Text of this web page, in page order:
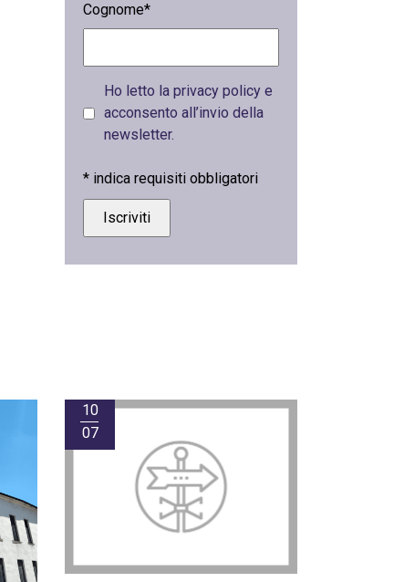
Cognome*
Ho letto la privacy policy e
acconsento all’invio della
newsletter.
* indica requisiti obbligatori
10
07